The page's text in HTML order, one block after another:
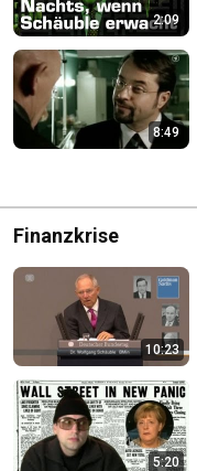
2:09
8:49
Finanzkrise
10:23
5:20